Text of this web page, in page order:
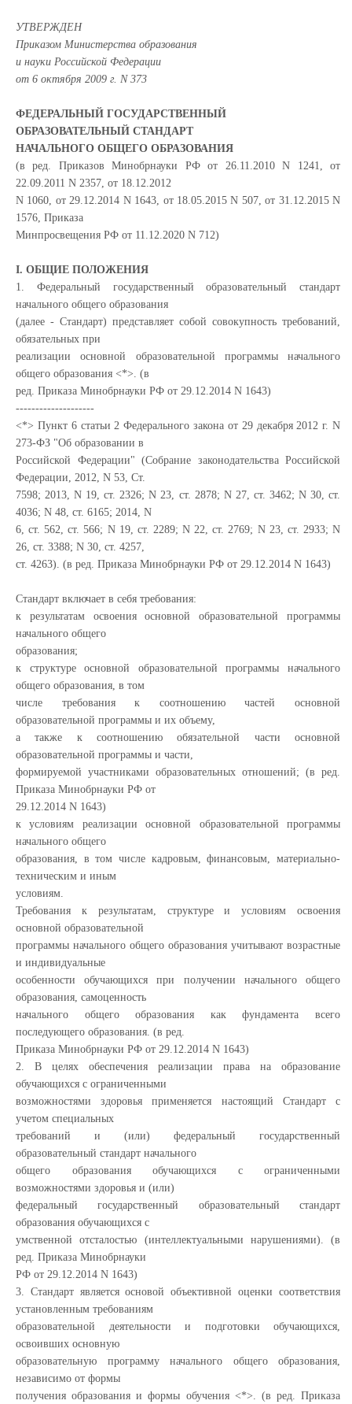
УТВЕРЖДЕН
Приказом Министерства образования
и науки Российской Федерации
от 6 октября 2009 г. N 373
ФЕДЕРАЛЬНЫЙ ГОСУДАРСТВЕННЫЙ
ОБРАЗОВАТЕЛЬНЫЙ СТАНДАРТ
НАЧАЛЬНОГО ОБЩЕГО ОБРАЗОВАНИЯ
(в ред. Приказов Минобрнауки РФ от 26.11.2010 N 1241, от
22.09.2011 N 2357, от 18.12.2012
N 1060, от 29.12.2014 N 1643, от 18.05.2015 N 507, от 31.12.2015 N
1576, Приказа
Минпросвещения РФ от 11.12.2020 N 712)
I. ОБЩИЕ ПОЛОЖЕНИЯ
1. Федеральный государственный образовательный стандарт
начального общего образования
(далее - Стандарт) представляет собой совокупность требований,
обязательных при
реализации основной образовательной программы начального
общего образования <*>. (в
ред. Приказа Минобрнауки РФ от 29.12.2014 N 1643)
--------------------
<*> Пункт 6 статьи 2 Федерального закона от 29 декабря 2012 г. N
273-ФЗ "Об образовании в
Российской Федерации" (Собрание законодательства Российской
Федерации, 2012, N 53, Ст.
7598; 2013, N 19, ст. 2326; N 23, ст. 2878; N 27, ст. 3462; N 30, ст.
4036; N 48, ст. 6165; 2014, N
6, ст. 562, ст. 566; N 19, ст. 2289; N 22, ст. 2769; N 23, ст. 2933; N
26, ст. 3388; N 30, ст. 4257,
ст. 4263). (в ред. Приказа Минобрнауки РФ от 29.12.2014 N 1643)
Стандарт включает в себя требования:
к результатам освоения основной образовательной программы
начального общего
образования;
к структуре основной образовательной программы начального
общего образования, в том
числе требования к соотношению частей основной
образовательной программы и их объему,
а также к соотношению обязательной части основной
образовательной программы и части,
формируемой участниками образовательных отношений; (в ред.
Приказа Минобрнауки РФ от
29.12.2014 N 1643)
к условиям реализации основной образовательной программы
начального общего
образования, в том числе кадровым, финансовым, материально-
техническим и иным
условиям.
Требования к результатам, структуре и условиям освоения
основной образовательной
программы начального общего образования учитывают возрастные
и индивидуальные
особенности обучающихся при получении начального общего
образования, самоценность
начального общего образования как фундамента всего
последующего образования. (в ред.
Приказа Минобрнауки РФ от 29.12.2014 N 1643)
2. В целях обеспечения реализации права на образование
обучающихся с ограниченными
возможностями здоровья применяется настоящий Стандарт с
учетом специальных
требований и (или) федеральный государственный
образовательный стандарт начального
общего образования обучающихся с ограниченными
возможностями здоровья и (или)
федеральный государственный образовательный стандарт
образования обучающихся с
умственной отсталостью (интеллектуальными нарушениями). (в
ред. Приказа Минобрнауки
РФ от 29.12.2014 N 1643)
3. Стандарт является основой объективной оценки соответствия
установленным требованиям
образовательной деятельности и подготовки обучающихся,
освоивших основную
образовательную программу начального общего образования,
независимо от формы
получения образования и формы обучения <*>. (в ред. Приказа